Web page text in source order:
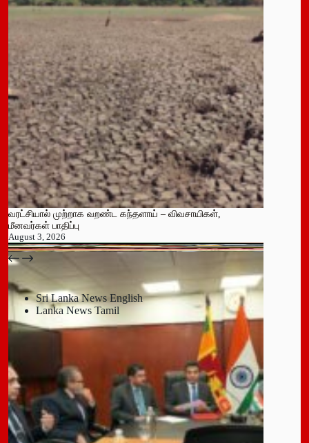
வரட்சியால் முற்றாக வறண்ட கந்தளாய் – விவசாயிகள்,
மீனவர்கள் பாதிப்பு
August 3, 2026
பதுளை மாநகர சபையின் NPP உறுப்பினர் திடீர் ராஜினாமா!
July 14, 2026
Sri Lanka News English
Lanka News Tamil
Leave a Reply
You must be
logged into post a comment.